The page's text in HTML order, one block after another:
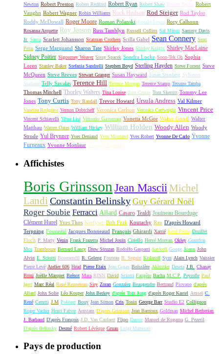
Newton Robert Preston Robert Redford Robert Ryan Robert Shaw Robert Taylor
Robert
Vaughn Robert Wagner Robin Williams Rock Hudson Rod Steiger Rod Taylor
Roddy McDowall Roger Moore Roman Polanski Ronald Lewis Rory Calhoun
Rosanna Arquette Roy Jenson Russ Tamblyn Russell Collins Sal Mineo Sammy Davis
Jr. Santo Scarlett Johansson Scatman Crothers Scilla Gabel Sean Connery Sean
Penn Serge Marquand Sharon Tate Shirley Jones Shirley Knight Shirley MacLaine
Sidney Poitier Sigourney Weaver Sissy Spacek Sondra Locke Soon-Tek Oh Sophia
Loren Stanley Baker Stefania Sandrelli Stephen Boyd Sterling Hayden Steve Forrest Steve
McQueen Steve Reeves Stewart Granger Susan Hayward Susan Strasberg Sylvester
Stallone Telly Savalas Terence Hill Terence Morgan Terence Stamp Tetsuro Tamba
Thomas Mitchell Thorley Walters Tina Louise Tom Cruise Tom Skerritt Tommy Lee
Jones Tony Curtis Tony Randall Trevor Howard Ursula Andress Val Kilmer
Vanessa Redgrave Vernon Dobtcheff Veronica Carlson Veronica Cartwright Vincent Price
Vincent Schiavelli Virna Lisi Vittorio Gassman Vonetta McGee Walter Gotell Walter
Matthau Warren Oates William Hickey William Holden Woody Allen Woody
Strode Yul Brynner Yves Deniaud Yves Montand Yves Robert Yvonne De Carlo Yvonne
Furneaux Yvonne Monlaur Yvonne Romain
Affichistes
Boris Grinsson Jean Mascii Michel
Landi Constantin Belinsky Guy Gérard Noël
Roger Soubie Ferracci Allard Casaro Tealdi Jouineau Bourduge
Clément Hurel Yves Thos Kerfyser Bob Peak Koutachy Rau D'après Howard
Terpning Fourastié Jacques Bonneaud François Ghirardi Xarrié René Péron Druillet
Floc'h P. Marty Venin Frank Frazetta Michel Jouin Ciriello Hervé Morvan Okley Gourdon
Mos Trambouze Bernard Lancy Drew Struzan Rodolfo Gasparri Savkoff Googe Joann John
Alvin E. Sciotti Boumendil R. Geleng Fouteau R. Seguin Kislaroff Sym Alain Lynch Vaissier
Pierre Levé Atelier 606 Head Pierre Etaix Jean Gigax Boissière Akinstler Deseta J.B.
Chanay
Brini Joëlle Marquet Brénot Mara RINN David Sciotti Faugère Bacha M.C.P. Peyrolle Paul
Igert Marc Réal René Renneteau Siry Zoran Gonzalez Beaugendre Bertrand Piovano d'après
Allard John Solie Léo Kouper John Berkey d'après Tom Jung d'après Roger Kastel Amsel C.
René Cerutti J.M Politeer Bouy Jean Simon Cris Tonin George Barr Studio E2 Collignon
Roger Vacher Henri Faivre Arnstam D'après Grinsson Jean Barnoux Goldman Michel Berberian
J. Barbaud D'après François J.D. Van Caulaert Flipo Dastor Manuel de Rugama G. Pezeril
D'après Belinsky Desmé Robert Lévèque Gruau Luigi Martinati
Pays de production